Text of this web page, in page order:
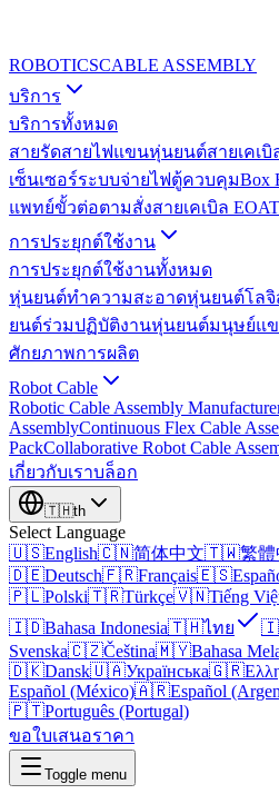
ROBOTICSCABLE ASSEMBLY
บริการ
บริการทั้งหมด
สายรัดสายไฟแขนหุ่นยนต์สายเคเ
เซ็นเซอร์ระบบจ่ายไฟตู้ควบคุมBox
แพทย์ขั้วต่อตามสั่งสายเคเบิล EOAT
การประยุกต์ใช้งาน
การประยุกต์ใช้งานทั้งหมด
หุ่นยนต์ทำความสะอาดหุ่นยนต์โล
ยนต์ร่วมปฏิบัติงานหุ่นยนต์มนุษย์แ
ศักยภาพการผลิต
Robot Cable
Robotic Cable Assembly
AssemblyContinuous Flex Cable
PackCollaborative Robot Cable
เกี่ยวกับเราบล็อก
🇹🇭th
Select Language
🇺🇸English🇨🇳简体中文🇹🇼繁體
🇩🇪Deutsch🇫🇷Français🇪🇸
🇵🇱Polski🇹🇷Türkçe🇻🇳Tiếng
🇮🇩Bahasa Indonesia🇹🇭ไทย
Svenska🇨🇿Čeština🇲🇾Bahasa
🇩🇰Dansk🇺🇦Українська🇬🇷
Español (México)🇦🇷Español
🇵🇹Português (Portugal)
ขอใบเสนอราคา
Toggle menu